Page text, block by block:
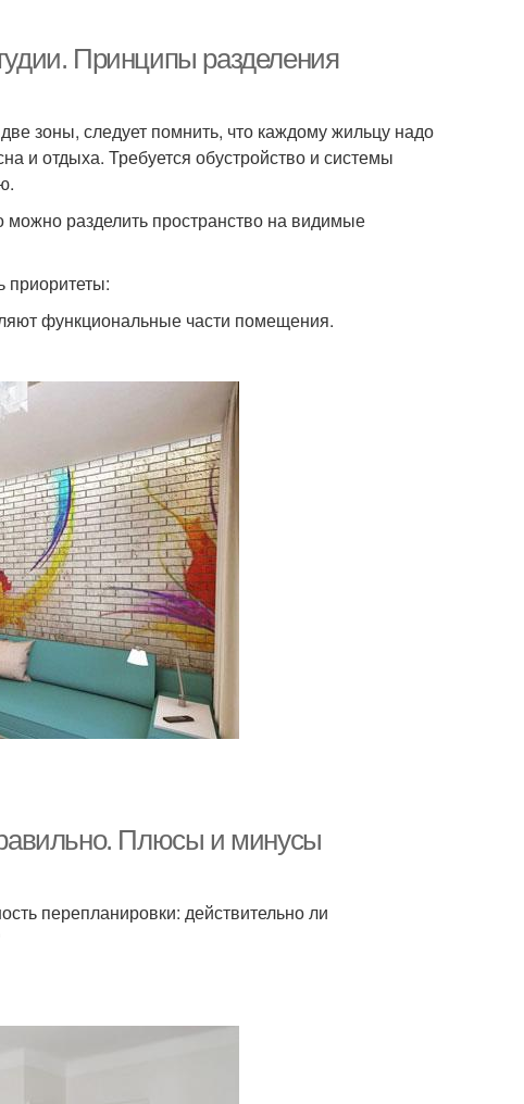
Принципы разделения
зоны, следует помнить, что каждому жильцу надо
и отдыха. Требуется обустройство и системы
разделить пространство на видимые
приоритеты:
функциональные части помещения.
Плюсы и минусы
перепланировки: действительно ли